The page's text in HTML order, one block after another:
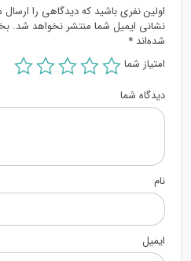
اولین نفری باشید که دیدگاهی را
نشانی ایمیل شما منتشر نخواهد شد.
شده‌اند*
امتیاز شما
دیدگاه شما
نام
ایمیل